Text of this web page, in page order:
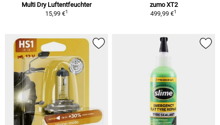
Multi Dry Luftentfeuchter
15,99 €1
zumo XT2
499,99 €1